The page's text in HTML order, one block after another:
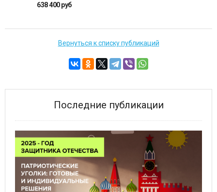
638 400 руб
Вернуться к списку публикаций
Последние публикации